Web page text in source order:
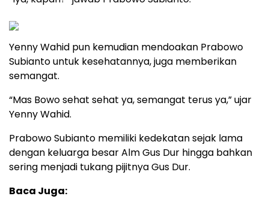
Yenny Wahid pun kemudian mendoakan Prabowo
Subianto untuk kesehatannya, juga memberikan
semangat.
“Mas Bowo sehat sehat ya, semangat terus ya,” ujar
Yenny Wahid.
Prabowo Subianto memiliki kedekatan sejak lama
dengan keluarga besar Alm Gus Dur hingga bahkan
sering menjadi tukang pijitnya Gus Dur.
Baca Juga: